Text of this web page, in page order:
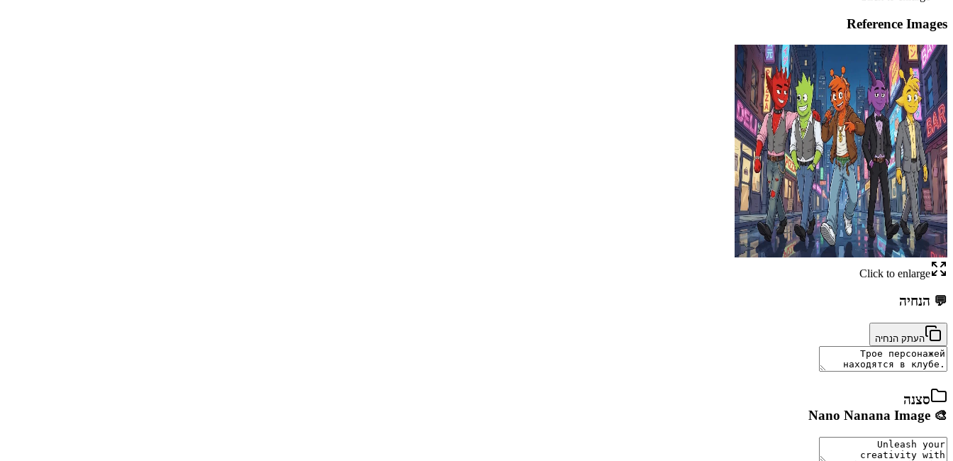
Reference Images
Click to enlarge
💬 הנחיה
העתק הנחיה
סצנה
🎨 Nano Nanana Image